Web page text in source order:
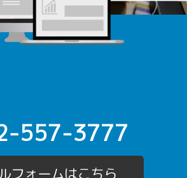
557-3777
フォームはこちら